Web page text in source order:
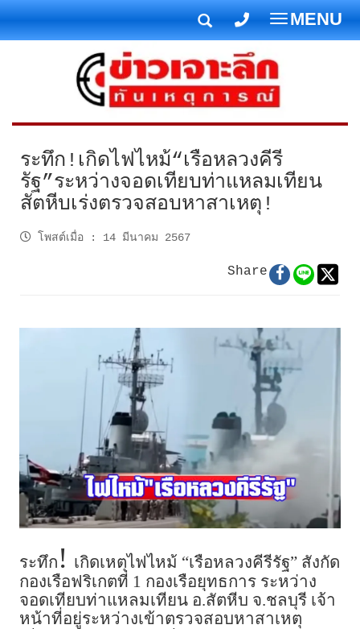
T
o
g
g
l
e
n
a
v
t
n
MENU
ระทึก!เกิดไฟไหม้“เรือหลวงคีรี
รัฐ”ระหว่างจอดเทียบท่าแหลมเทียน
สัตหีบเร่งตรวจสอบหาสาเหตุ!
โพสต์เมื่อ : 14 มีนาคม 2567
Share
ระทึก ! เกิดเหตุไฟไหม้ “เรือหลวงคีรีรัฐ” สังกัด
กองเรือฟริเกตที่ 1 กองเรือยุทธการ ระหว่าง
จอดเทียบท่าแหลมเทียน อ.สัตหีบ จ.ชลบุรี เจ้า
หน้าที่อยู่ระหว่างเข้าตรวจสอบหาสาเหตุ